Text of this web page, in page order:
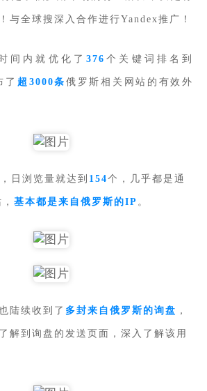
与全球搜深入合作进行Yandex推广！
间内就优化了376 个关键词排名到
了 超3000条俄罗斯相关网站的有效外
日浏览量就达到 154个，几乎都是通
基本都是来自俄罗斯的IP 。
陆续收到了 多封来自俄罗斯的询盘 ，
解到询盘的发送页面，深入了解该用